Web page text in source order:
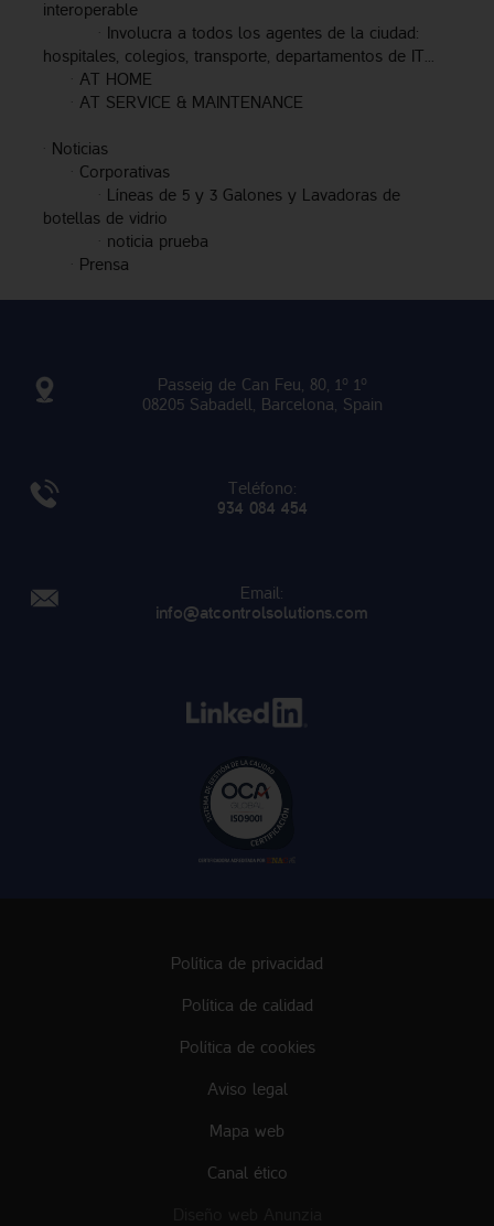
interoperable
·
Involucra a todos los agentes de la ciudad:
hospitales, colegios, transporte, departamentos de IT...
· AT HOME
· AT SERVICE & MAINTENANCE
· Noticias
· Corporativas
·
Líneas de 5 y 3 Galones y Lavadoras de
botellas de vidrio
· noticia prueba
· Prensa
Passeig de Can Feu, 80, 1º 1º
08205 Sabadell, Barcelona, Spain
Teléfono:
934 084 454
Email:
info@atcontrolsolutions.com
Política de privacidad
Política de calidad
Política de cookies
Aviso legal
Mapa web
Canal ético